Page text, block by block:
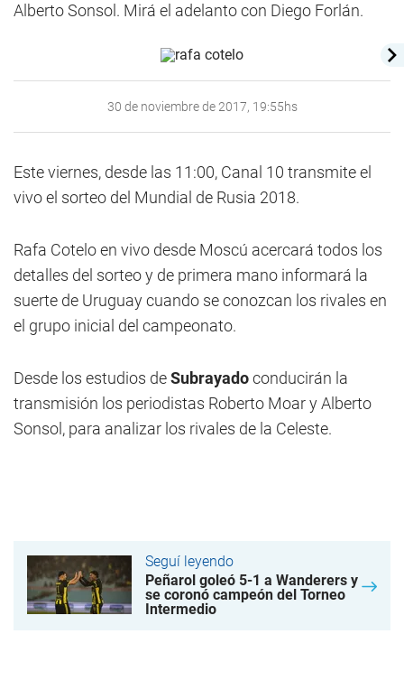
Alberto Sonsol. Mirá el adelanto con Diego Forlán.
30 de noviembre de 2017, 19:55hs
Este viernes, desde las 11:00, Canal 10 transmite el
vivo el sorteo del Mundial de Rusia 2018.
Rafa Cotelo en vivo desde Moscú acercará todos los
detalles del sorteo y de primera mano informará la
suerte de Uruguay cuando se conozcan los rivales en
el grupo inicial del campeonato.
Desde los estudios deSubrayadoconducirán la
transmisión los periodistas Roberto Moar y Alberto
Sonsol, para analizar los rivales de la Celeste.
Seguí leyendo
Peñarol goleó 5-1 a Wanderers y
se coronó campeón del Torneo
Intermedio